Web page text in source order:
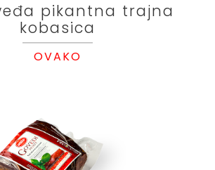
pikantna trajna
kobasica
OVAKO